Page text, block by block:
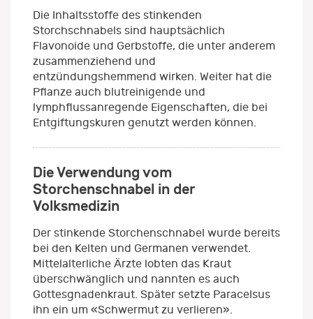
Die Inhaltsstoffe des stinkenden
Storchschnabels sind hauptsächlich
Flavonoide und Gerbstoffe, die unter anderem
zusammenziehend und
entzündungshemmend wirken. Weiter hat die
Pflanze auch blutreinigende und
lymphflussanregende Eigenschaften, die bei
Entgiftungskuren genutzt werden können.
Die Verwendung vom
Storchenschnabel in der
Volksmedizin
Der stinkende Storchenschnabel wurde bereits
bei den Kelten und Germanen verwendet.
Mittelalterliche Ärzte lobten das Kraut
überschwänglich und nannten es auch
Gottesgnadenkraut. Später setzte Paracelsus
ihn ein um «Schwermut zu verlieren».